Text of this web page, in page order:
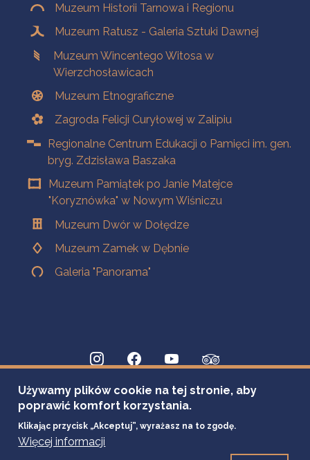
Muzeum Historii Tarnowa i Regionu
Muzeum Ratusz - Galeria Sztuki Dawnej
Muzeum Wincentego Witosa w
Wierzchosławicach
Muzeum Etnograficzne
Zagroda Felicji Curyłowej w Zalipiu
Regionalne Centrum Edukacji o Pamięci im. gen.
bryg. Zdzisława Baszaka
Muzeum Pamiątek po Janie Matejce
"Koryznówka" w Nowym Wiśniczu
Muzeum Dwór w Dołędze
Muzeum Zamek w Dębnie
Galeria "Panorama"
Używamy plików cookie na tej stronie, aby
poprawić komfort korzystania.
Klikając przycisk „Akceptuj”, wyrażasz na to zgodę.
Więcej informacji